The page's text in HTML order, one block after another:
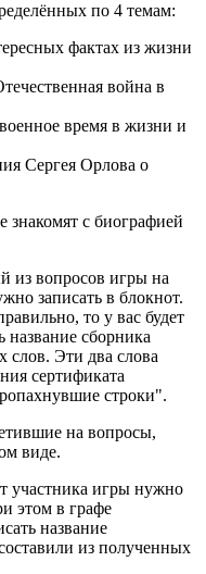
по 4 темам:
фактах из жизни
война в
время в жизни и
Сергея Орлова о
знакомят с биографией
из вопросов игры на
записать в блокнот.
то у вас будет
название сборника
слов. Эти два слова
сертификата
строки".
на вопросы,
виде.
участника игры нужно
этом в графе
название
из полученных